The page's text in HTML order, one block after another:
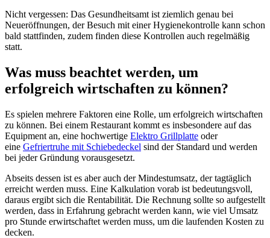
Nicht vergessen: Das Gesundheitsamt ist ziemlich genau bei
Neueröffnungen, der Besuch mit einer Hygienekontrolle kann schon
bald stattfinden, zudem finden diese Kontrollen auch regelmäßig
statt.
Was muss beachtet werden, um
erfolgreich wirtschaften zu können?
Es spielen mehrere Faktoren eine Rolle, um erfolgreich wirtschaften
zu können. Bei einem Restaurant kommt es insbesondere auf das
Equipment an, eine hochwertige Elektro Grillplatte oder
eine Gefriertruhe mit Schiebedeckel sind der Standard und werden
bei jeder Gründung vorausgesetzt.
Abseits dessen ist es aber auch der Mindestumsatz, der tagtäglich
erreicht werden muss. Eine Kalkulation vorab ist bedeutungsvoll,
daraus ergibt sich die Rentabilität. Die Rechnung sollte so aufgestellt
werden, dass in Erfahrung gebracht werden kann, wie viel Umsatz
pro Stunde erwirtschaftet werden muss, um die laufenden Kosten zu
decken.